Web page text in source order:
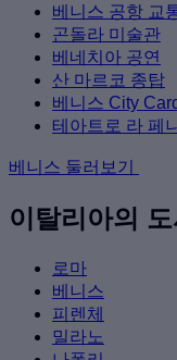
베니스 공항 교
곤돌라 미술관
베네치아 공연
산 마르코 종탑
베니스 City
테아트로 라 페
베니스 둘러보기
이탈리아의 도
로마
베니스
피렌체
밀라노